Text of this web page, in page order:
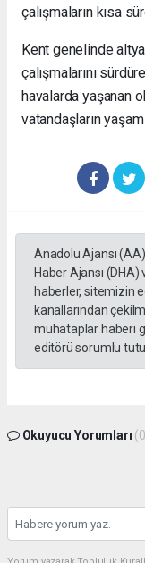
çalışmaların kısa
Kent genelinde
çalışmalarını
havalarda yaşanan
vatandaşların
Anadolu Ajansı
Haber Ajansı
haberler, sitemizin
kanallarından
muhataplar haberi
editörü sorumlu
Okuyucu Yorumları